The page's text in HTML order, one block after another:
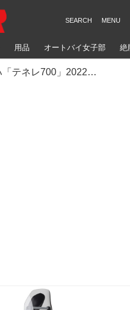
用品 オートバイ女子部 絶
ヤマハ「テネレ700」2022年モデル発売！ パリダカマシンのDNAを受け継ぐアドベンチャーバイクがマイナーチェンジ